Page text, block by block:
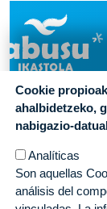
© Abusu
Pontoi Bidea 20,
T: 94 433 92 03
Cookie
ahalbidetzeko,
nabigazio-
Analíticas
Son aquellas
análisis del